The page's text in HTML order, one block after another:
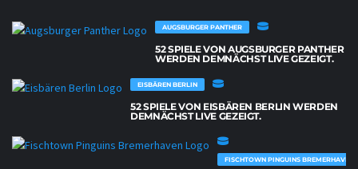
AUGSBURGER PANTHER
52 SPIELE VON AUGSBURGER PANTHER
WERDEN DEMNÄCHST LIVE GEZEIGT.
EISBÄREN BERLIN
52 SPIELE VON EISBÄREN BERLIN WERDEN
DEMNÄCHST LIVE GEZEIGT.
FISCHTOWN PINGUINS BREMERHAVEN